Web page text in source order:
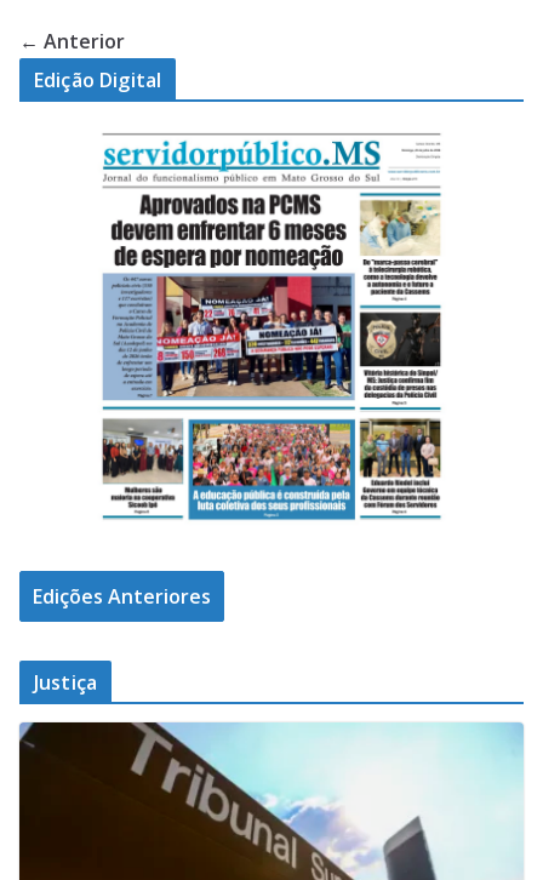
← Anterior
Edição Digital
Edições Anteriores
Justiça